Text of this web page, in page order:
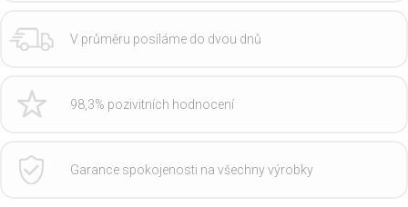
V průměru posíláme do dvou dnů
98,3% pozivitních hodnocení
Garance spokojenosti na všechny výrobky